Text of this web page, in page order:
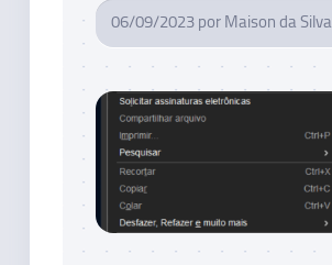
06/09/2023 por Maison da Silva